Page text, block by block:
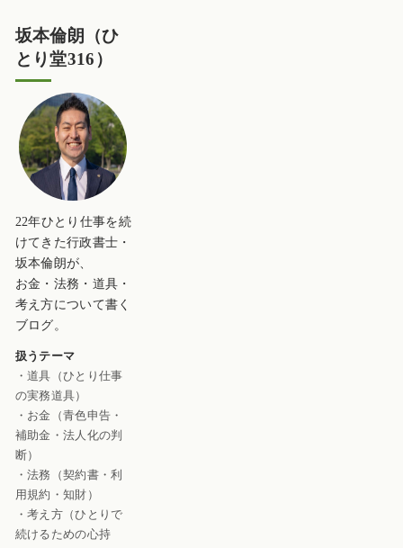
坂本倫朗（ひ
とり堂316）
22年ひとり仕事を続
けてきた行政書士・
坂本倫朗が、
お金・法務・道具・
考え方について書く
ブログ。
扱うテーマ
・道具（ひとり仕事
の実務道具）
・お金（青色申告・
補助金・法人化の判
断）
・法務（契約書・利
用規約・知財）
・考え方（ひとりで
続けるための心持